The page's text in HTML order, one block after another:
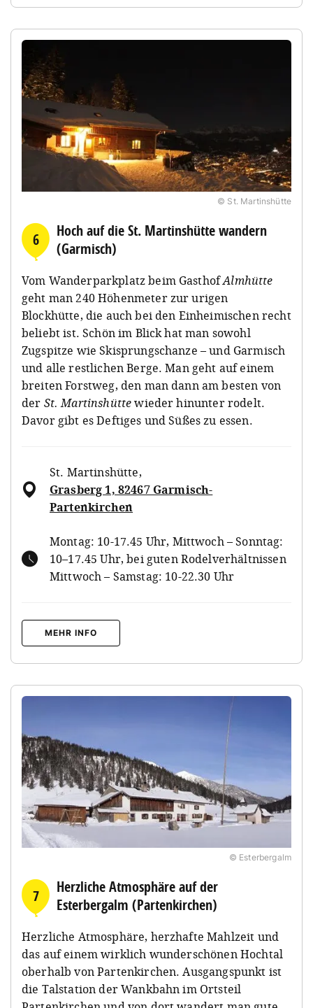
© St. Martinshütte
6
Hoch auf die St. Martinshütte wandern
(Garmisch)
Vom Wanderparkplatz beim GasthofAlmhütte
geht man 240 Höhenmeter zur urigen
Blockhütte, die auch bei den Einheimischen recht
beliebt ist. Schön im Blick hat man sowohl
Zugspitze wie Skisprungschanze – und Garmisch
und alle restlichen Berge. Man geht auf einem
breiten Forstweg, den man dann am besten von
der St. Martinshüttewieder hinunter rodelt.
Davor gibt es Deftiges und Süßes zu essen.
St. Martinshütte,
Grasberg 1, 82467 Garmisch-
Partenkirchen
Montag: 10-17.45 Uhr, Mittwoch – Sonntag:
10–17.45 Uhr, bei guten Rodelverhältnissen
Mittwoch – Samstag: 10-22.30 Uhr
MEHR INFO
© Esterbergalm
7
Herzliche Atmosphäre auf der
Esterbergalm (Partenkirchen)
Herzliche Atmosphäre, herzhafte Mahlzeit und
das auf einem wirklich wunderschönen Hochtal
oberhalb von Partenkirchen. Ausgangspunkt ist
die Talstation der Wankbahn im Ortsteil